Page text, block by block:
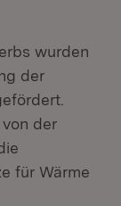
wurden
der
der
für Wärme